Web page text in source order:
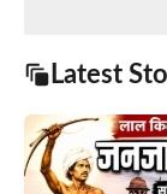
Latest